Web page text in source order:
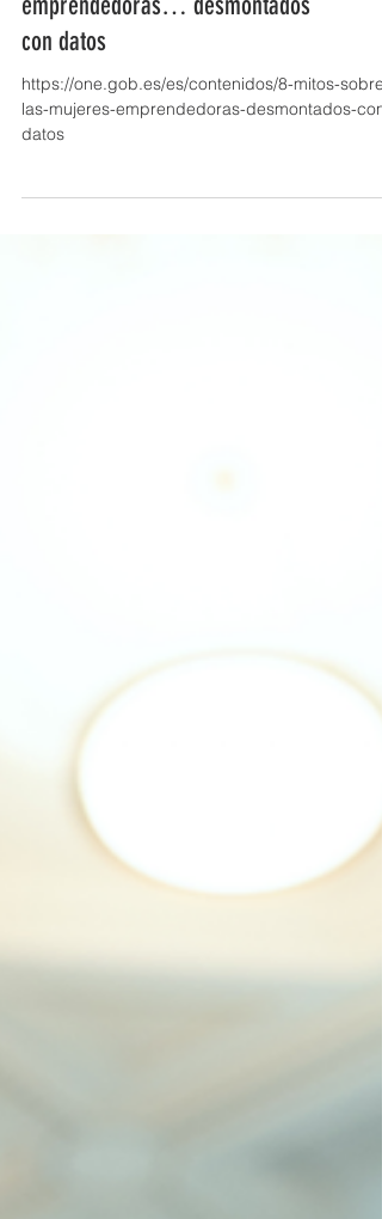
8 mitos sobre las mujeres
emprendedoras… desmontados
con datos
https://one.gob.es/es/contenidos/8-mitos-sobre-